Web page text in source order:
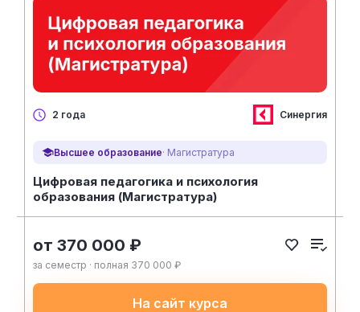
2 года Синергия
Высшее образование· Магистратура
Цифровая педагогика и психология
образования (Магистратура)
от 370 000 ₽
за семестр · полная 370 000 ₽
На сайт курса